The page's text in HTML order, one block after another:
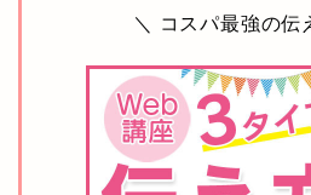
＼ コスパ最強の伝